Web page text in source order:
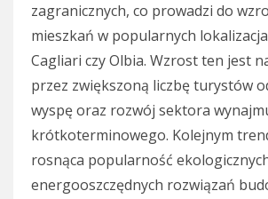
zagranicznych, co prowadzi do
mieszkań w popularnych
Cagliari czy Olbia. Wzrost ten jest
przez zwiększoną liczbę turystów
wyspę oraz rozwój sektora
krótkoterminowego. Kolejnym
rosnąca popularność
energooszczędnych rozwiązań